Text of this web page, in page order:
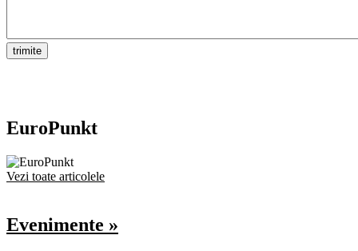
EuroPunkt
Vezi toate articolele
Evenimente »